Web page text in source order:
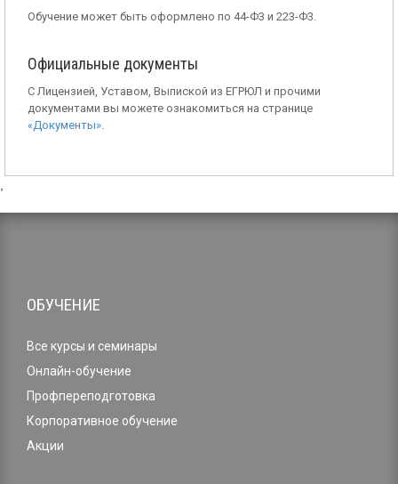
Обучение может быть оформлено по 44-Ф3 и 223-Ф3.
Официальные документы
С Лицензией, Уставом, Выпиской из ЕГРЮЛ и прочими
документами вы можете ознакомиться на странице
«Документы».
ОБУЧЕНИЕ
Все курсы и семинары
Онлайн-обучение
Профпереподготовка
Корпоративное обучение
Акции